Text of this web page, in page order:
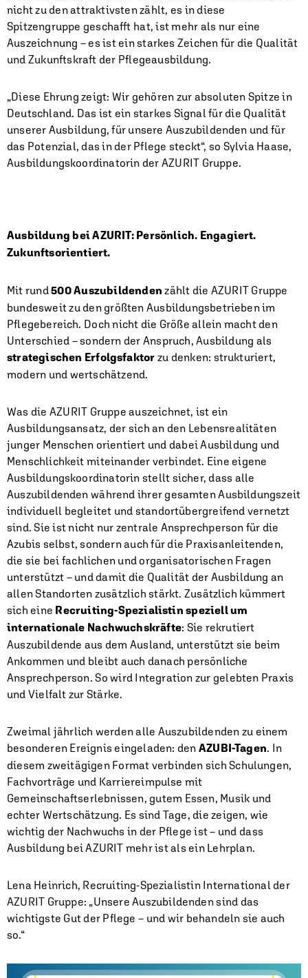
nicht zu den attraktivsten zählt, es in diese
Spitzengruppe geschafft hat, ist mehr als nur eine
Auszeichnung – es ist ein starkes Zeichen für die Qualität
und Zukunftskraft der Pflegeausbildung.
„Diese Ehrung zeigt: Wir gehören zur absoluten Spitze in
Deutschland. Das ist ein starkes Signal für die Qualität
unserer Ausbildung, für unsere Auszubildenden und für
das Potenzial, das in der Pflege steckt“, so Sylvia Haase,
Ausbildungskoordinatorin der AZURIT Gruppe.
Ausbildung bei AZURIT: Persönlich. Engagiert.
Zukunftsorientiert.
Mit rund500 Auszubildenden zählt die AZURIT Gruppe
bundesweit zu den größten Ausbildungsbetrieben im
Pflegebereich. Doch nicht die Größe allein macht den
Unterschied – sondern der Anspruch, Ausbildung als
strategischen Erfolgsfaktor zu denken: strukturiert,
modern und wertschätzend.
Was die AZURIT Gruppe auszeichnet, ist ein
Ausbildungsansatz, der sich an den Lebensrealitäten
junger Menschen orientiert und dabei Ausbildung und
Menschlichkeit miteinander verbindet. Eine eigene
Ausbildungskoordinatorin stellt sicher, dass alle
Auszubildenden während ihrer gesamten Ausbildungszeit
individuell begleitet und standortübergreifend vernetzt
sind. Sie ist nicht nur zentrale Ansprechperson für die
Azubis selbst, sondern auch für die Praxisanleitenden,
die sie bei fachlichen und organisatorischen Fragen
unterstützt – und damit die Qualität der Ausbildung an
allen Standorten zusätzlich stärkt. Zusätzlich kümmert
sich eine Recruiting-Spezialistin speziell um
internationale Nachwuchskräfte: Sie rekrutiert
Auszubildende aus dem Ausland, unterstützt sie beim
Ankommen und bleibt auch danach persönliche
Ansprechperson. So wird Integration zur gelebten Praxis
und Vielfalt zur Stärke.
Zweimal jährlich werden alle Auszubildenden zu einem
besonderen Ereignis eingeladen: den AZUBI-Tagen. In
diesem zweitägigen Format verbinden sich Schulungen,
Fachvorträge und Karriereimpulse mit
Gemeinschaftserlebnissen, gutem Essen, Musik und
echter Wertschätzung. Es sind Tage, die zeigen, wie
wichtig der Nachwuchs in der Pflege ist – und dass
Ausbildung bei AZURIT mehr ist als ein Lehrplan.
Lena Heinrich, Recruiting-Spezialistin International der
AZURIT Gruppe: „Unsere Auszubildenden sind das
wichtigste Gut der Pflege – und wir behandeln sie auch
so.“